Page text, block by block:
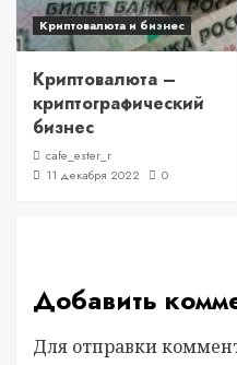
Криптовалюта и бизнес
Криптовалюта –
криптографический
бизнес
cafe_ester_r
11 декабря 2022
0
Добавить
Для отправки